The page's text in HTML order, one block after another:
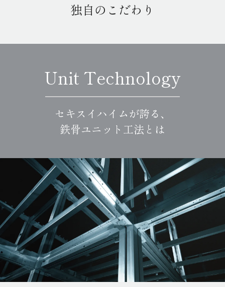
独自のこだわり
Unit Technology
セキスイハイムが誇る、
鉄骨ユニット工法とは